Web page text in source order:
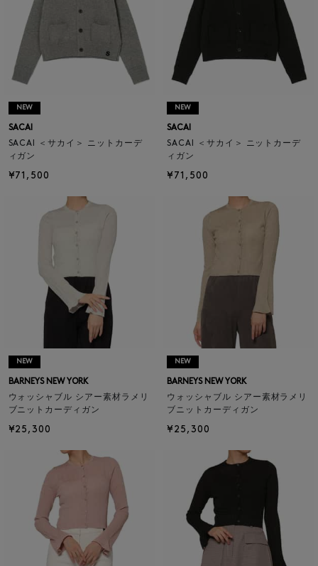
NEW
SACAI
SACAI ＜サカイ＞ ニットカーデ
ィガン
¥71,500
NEW
SACAI
SACAI ＜サカイ＞ ニットカーデ
ィガン
¥71,500
NEW
BARNEYS NEW YORK
ウォッシャブル シアー素材ラメリ
ブニットカーディガン
¥25,300
NEW
BARNEYS NEW YORK
ウォッシャブル シアー素材ラメリ
ブニットカーディガン
¥25,300